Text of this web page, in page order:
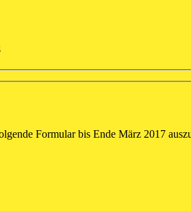
Formular bis Ende März 2017